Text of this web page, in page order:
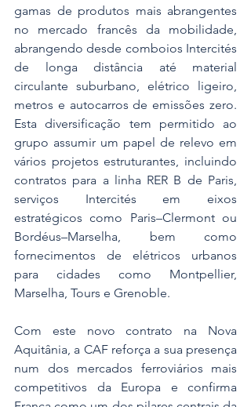
gamas de produtos mais abrangentes
no mercado francês da mobilidade,
abrangendo desde comboios Intercités
de longa distância até material
circulante suburbano, elétrico ligeiro,
metros e autocarros de emissões zero.
Esta diversificação tem permitido ao
grupo assumir um papel de relevo em
vários projetos estruturantes, incluindo
contratos para a linha RER B de Paris,
serviços Intercités em eixos
estratégicos como Paris–Clermont ou
Bordéus–Marselha, bem como
fornecimentos de elétricos urbanos
para cidades como Montpellier,
Marselha, Tours e Grenoble.
Com este novo contrato na Nova
Aquitânia, a CAF reforça a sua presença
num dos mercados ferroviários mais
competitivos da Europa e confirma